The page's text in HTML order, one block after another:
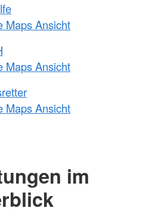
Maps Ansicht
Maps Ansicht
Maps Ansicht
im